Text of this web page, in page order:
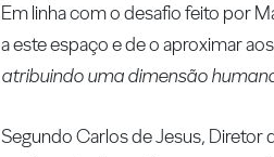
Em linha com o desafio feito por
a este espaço e de o aproximar
atribuindo uma dimensão
Segundo Carlos de Jesus,